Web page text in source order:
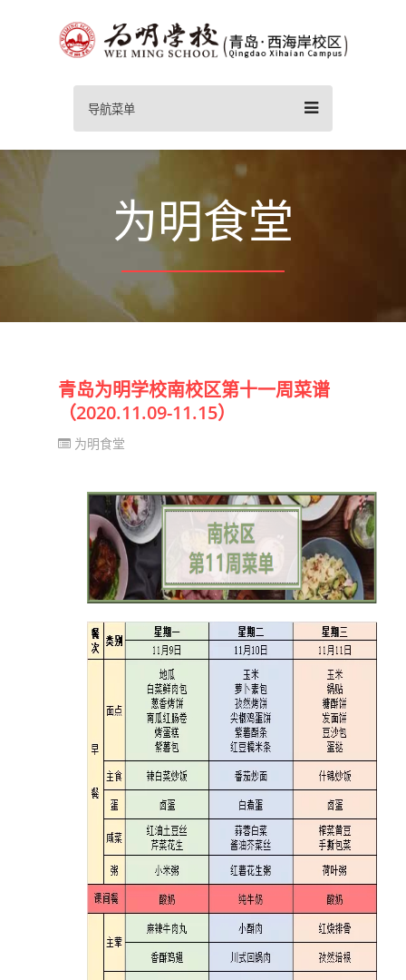
导航菜单
为明食堂
青岛为明学校南校区第十一周菜谱
（2020.11.09-11.15）
为明食堂